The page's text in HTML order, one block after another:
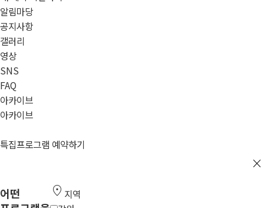
알림마당
공지사항
갤러리
영상
SNS
FAQ
아카이브
아카이브
특집프로그램 예약하기
close
어떤
location_on 지역